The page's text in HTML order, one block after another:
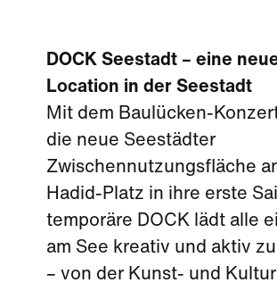
DOCK Seestadt – eine
Location in der Seestadt
Mit dem Baulücken-
die neue Seestädter
Zwischennutzungsfläche
Hadid-Platz in ihre erste
temporäre DOCK lädt alle
am See kreativ und aktiv
– von der Kunst- und